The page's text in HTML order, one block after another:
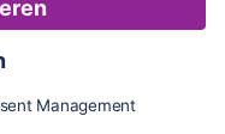
Konto